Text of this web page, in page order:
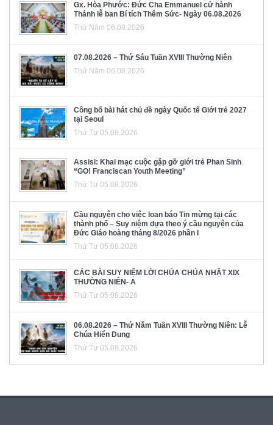
Gx. Hòa Phước: Đức Cha Emmanuel cử hành
Thánh lễ ban Bí tích Thêm Sức- Ngày 06.08.2026
Thứ Năm 06.08.2026
07.08.2026 – Thứ Sáu Tuần XVIII Thường Niên
Thứ Năm 06.08.2026
Công bố bài hát chủ đề ngày Quốc tế Giới trẻ 2027
tại Seoul
Thứ Tư 05.08.2026
Assisi: Khai mạc cuộc gặp gỡ giới trẻ Phan Sinh
“GO! Franciscan Youth Meeting”
Thứ Tư 05.08.2026
Cầu nguyện cho việc loan báo Tin mừng tại các
thành phố – Suy niệm dựa theo ý cầu nguyện của
Đức Giáo hoàng tháng 8/2026 phần I
Thứ Tư 05.08.2026
CÁC BÀI SUY NIỆM LỜI CHÚA CHÚA NHẬT XIX
THƯỜNG NIÊN- A
Thứ Tư 05.08.2026
06.08.2026 – Thứ Năm Tuần XVIII Thường Niên: Lễ
Chúa Hiển Dung
Thứ Tư 05.08.2026